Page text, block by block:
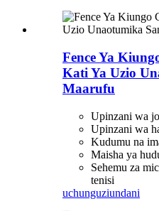
Fence Ya
Kati Ya Uzio
Maarufu
Upinzani wa
Upinzani wa
Kudumu na
Maisha ya
Sehemu za
tenisi
uchunguziundani